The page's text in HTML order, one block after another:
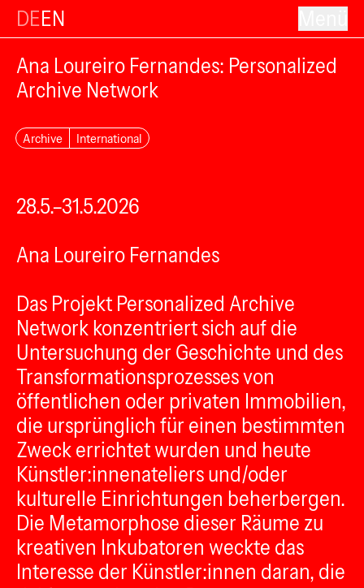
DEEN
Ana Loureiro Fernandes: Personalized
Archive Network
Archive International
28.5.–31.5.2026
Ana Loureiro Fernandes
Das Projekt Personalized Archive
Network konzentriert sich auf die
Untersuchung der Geschichte und des
Transformationsprozesses von
öffentlichen oder privaten Immobilien,
die ursprünglich für einen bestimmten
Zweck errichtet wurden und heute
Künstler:innenateliers und/oder
kulturelle Einrichtungen beherbergen.
Die Metamorphose dieser Räume zu
kreativen Inkubatoren weckte das
Interesse der Künstler:innen daran, die